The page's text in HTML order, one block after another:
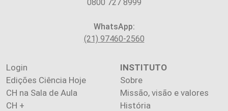
0800 727 8999
WhatsApp:
(21) 97460-2560
Login
Edições Ciência Hoje
CH na Sala de Aula
CH +
INSTITUTO
Sobre
Missão, visão e valores
História